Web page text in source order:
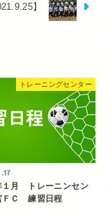
】
トレーニングセンター
１月 トレーニンセン
Ｃ 練習日程